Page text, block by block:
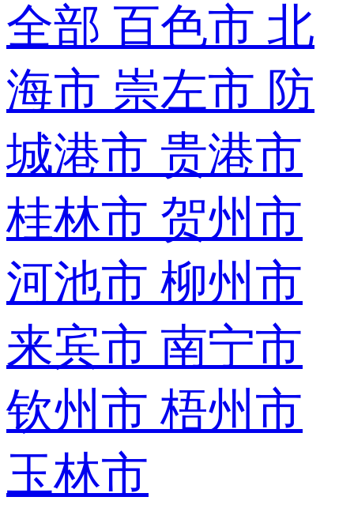
全部 百色市 北
海市 崇左市 防
城港市 贵港市
桂林市 贺州市
河池市 柳州市
来宾市 南宁市
钦州市 梧州市
玉林市